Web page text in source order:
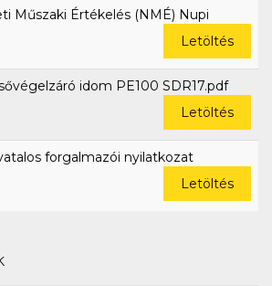
Műszaki Értékelés (NMÉ) Nupi
Letöltés
idom PE100 SDR17.pdf
Letöltés
forgalmazói nyilatkozat
Letöltés